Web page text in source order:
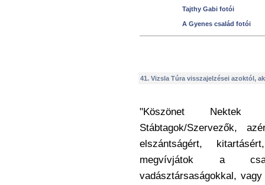
Tajthy Gabi fotói
A Gyenes család fotói
41. Vizsla Túra visszajelzései azoktól,
"Köszönet
Stábtagok/Szervezők,
elszántságért,
megvívjátok a
vadásztársaságokkal,